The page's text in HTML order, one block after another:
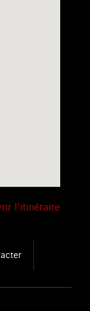
l’itinéraire